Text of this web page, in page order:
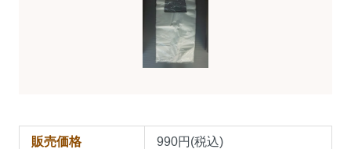
販売価格 990円(税込)